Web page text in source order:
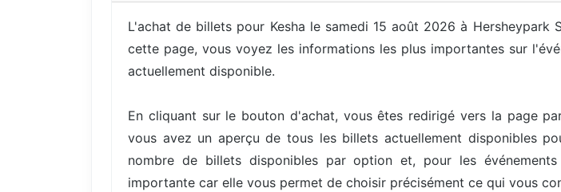
L'achat de billets pour Kesha le samedi 15 août 2026 à Hersheypark
cette page, vous voyez les informations les plus importantes sur
actuellement disponible.
En cliquant sur le bouton d'achat, vous êtes redirigé vers la page
vous avez un aperçu de tous les billets actuellement disponibles
nombre de billets disponibles par option et, pour les
importante car elle vous permet de choisir précisément ce qui vous